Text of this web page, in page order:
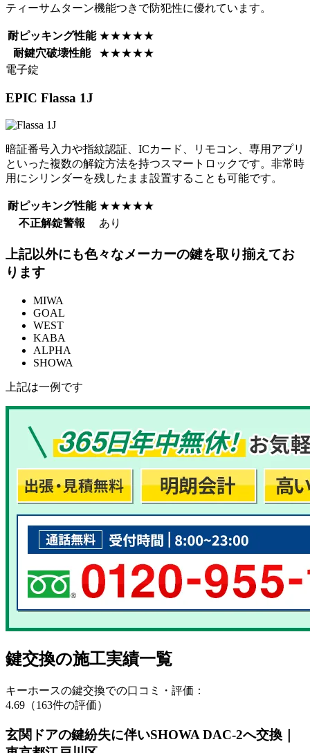
ティーサムターン機能つきで防犯性に優れています。
耐ピッキング性能 ★★★★★
耐鍵穴破壊性能
★★★★★
電子錠
EPIC Flassa 1J
暗証番号入力や指紋認証、ICカード、リモコン、専用アプリ
といった複数の解錠方法を持つスマートロックです。非常時
用にシリンダーを残したまま設置することも可能です。
耐ピッキング性能 ★★★★★
不正解錠警報
あり
上記以外にも色々なメーカーの鍵を取り揃えてお
ります
MIWA
GOAL
WEST
KABA
ALPHA
SHOWA
上記は一例です
鍵交換の施工実績一覧
キーホースの鍵交換での口コミ・評価：
4.69（163件の評価）
玄関ドアの鍵紛失に伴いSHOWA DAC-2へ交換｜